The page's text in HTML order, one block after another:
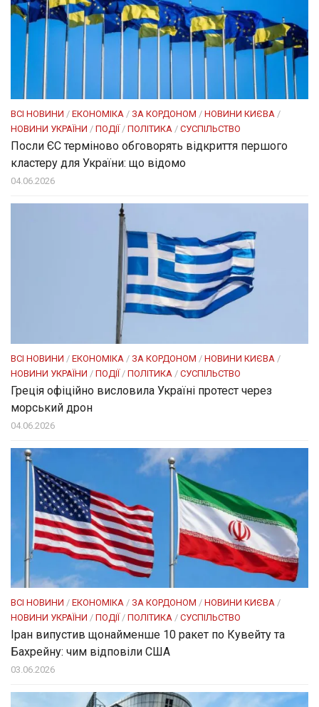
ВСІ НОВИНИ / ЕКОНОМІКА / ЗА КОРДОНОМ / НОВИНИ КИЄВА /
НОВИНИ УКРАЇНИ / ПОДІЇ/ ПОЛІТИКА / СУСПІЛЬСТВО
Посли ЄC терміново обговорять відкриття першого
кластеру для України: що відомо
04.06.2026
ВСІ НОВИНИ / ЕКОНОМІКА / ЗА КОРДОНОМ / НОВИНИ КИЄВА /
НОВИНИ УКРАЇНИ / ПОДІЇ/ ПОЛІТИКА / СУСПІЛЬСТВО
Греція офіційно висловила Україні протест через
морський дрон
04.06.2026
ВСІ НОВИНИ / ЕКОНОМІКА / ЗА КОРДОНОМ / НОВИНИ КИЄВА /
НОВИНИ УКРАЇНИ / ПОДІЇ / ПОЛІТИКА / СУСПІЛЬСТВО
Іран випустив щонайменше 10 ракет по Кувейту та
Бахрейну: чим відповіли США
03.06.2026